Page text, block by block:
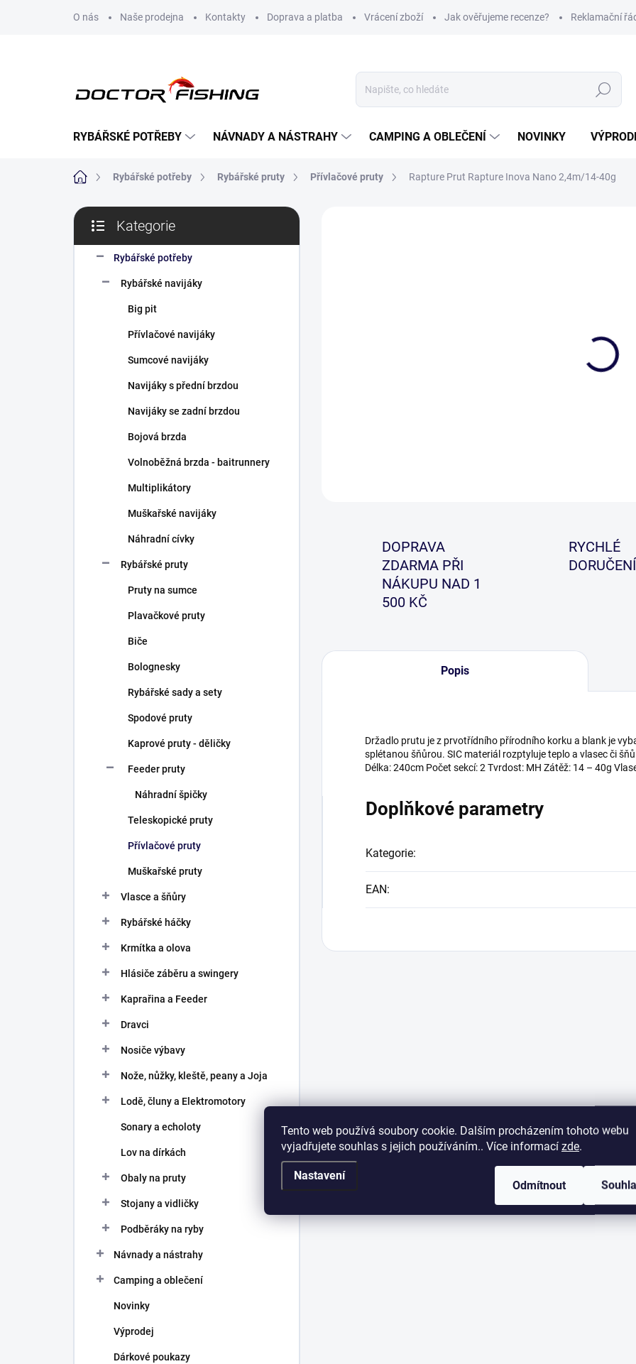
Tento web používá soubory cookie. Dalším procházením tohoto webu
vyjadřujete souhlas s jejich používáním.. Více informací zde.
Nastavení
Odmítnout
O nás Naše prodejna Kontakty Doprava a platba Vrácení zboží Jak ověřujeme recenze? Reklamační
Hledat
RYBÁŘSKÉ POTŘEBY NÁVNADY A NÁSTRAHY CAMPING A OBLEČENÍ NOVINKY
Domů Rybářské potřeby Rybářské pruty Přívlačové pruty Rapture Prut Rapture Inova Nano 2,4m/14-40g
P
s
kategorie
Kategorie
Rybářské potřeby
Rybářské navijáky
Big pit
Přívlačové navijáky
Sumcové navijáky
Navijáky s přední brzdou
Navijáky se zadní brzdou
Bojová brzda
Volnoběžná brzda - baitrunnery
Multiplikátory
Muškařské navijáky
Náhradní cívky
Rybářské pruty
Pruty na sumce
Plavačkové pruty
Biče
Bolognesky
Rybářské sady a sety
Spodové pruty
Kaprové pruty - děličky
Feeder pruty
Náhradní špičky
Teleskopické pruty
Přívlačové pruty
Muškařské pruty
Vlasce a šňůry
Rybářské háčky
Krmítka a olova
Hlásiče záběru a swingery
Kaprařina a Feeder
Dravci
Nosiče výbavy
Nože, nůžky, kleště, peany a Joja
Lodě, čluny a Elektromotory
Sonary a echoloty
Lov na dírkách
Obaly na pruty
Stojany a vidličky
Podběráky na ryby
Návnady a nástrahy
Camping a oblečení
Novinky
Výprodej
Dárkové poukazy
DOPRAVA
ZDARMA PŘI
NÁKUPU NAD 1
500 KČ
RYCHLÉ
DORUČENÍ
Popis
Držadlo prutu je z prvotřídního přírodního korku a blank je
splétanou šňůrou. SIC materiál rozptyluje teplo a vlasec či
Délka: 240cm Počet sekcí: 2 Tvrdost: MH Zátěž: 14 – 40g
Doplňkové parametry
Kategorie:
EAN: